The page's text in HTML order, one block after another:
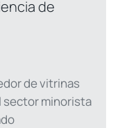
de
de vitrinas
sector minorista